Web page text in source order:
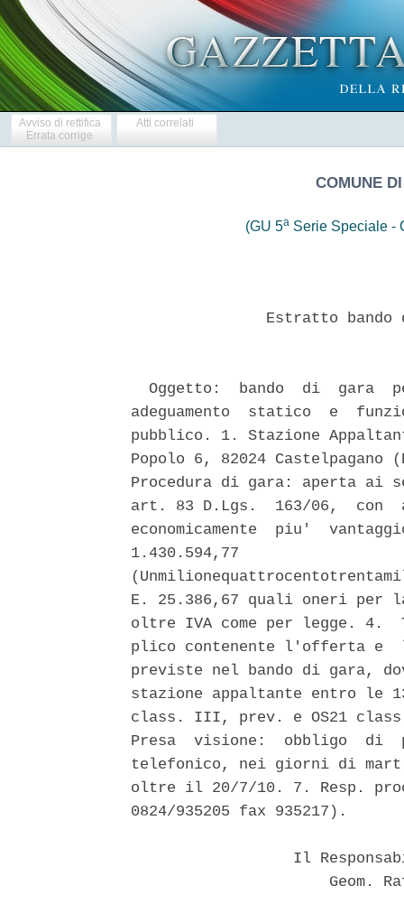
Avviso di rettifica
Errata corrige
Atti correlati
COMUNE
(GU 5a Serie Speciale -
Estratto
Oggetto:  bando  di  gara
adeguamento  statico  e
pubblico. 1. Stazione
Popolo 6, 82024
Procedura di gara: aperta
art. 83 D.Lgs.  163/06,  con
economicamente  piu'
1.430.594,77
E. 25.386,67 quali oneri per
oltre IVA come per legge.
plico contenente l'offerta e
previste nel bando di gara,
stazione appaltante entro le
class. III, prev. e OS21
Presa  visione:  obbligo  di
telefonico, nei giorni di mart
oltre il 20/7/10. 7. Resp.
0824/935205 fax 935217).
Il
Geom.